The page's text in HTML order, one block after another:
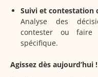
Suivi et contestation
Analyse des
contester ou
spécifique.
Agissez dès aujourd’hui !